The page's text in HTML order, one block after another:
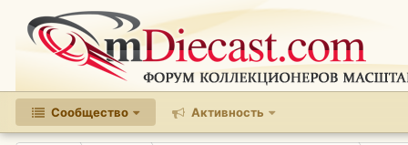
Сообщество Активность